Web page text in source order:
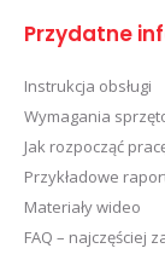
Przydatne
Instrukcja obsługi
Wymagania
Jak rozpocząć
Przykładowe
Materiały wideo
FAQ – najczęściej